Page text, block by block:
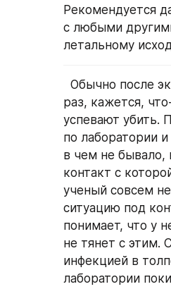
Рекомендуется
с любыми
летальному
раз, кажется,
успевают убить.
по лаборатории
в чем не бывало,
контакт с
ученый совсем
ситуацию под
понимает, что у
не тянет с этим.
инфекцией в
лаборатории